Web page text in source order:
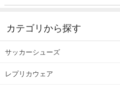
カテゴリから探す
サッカーシューズ
レプリカウェア